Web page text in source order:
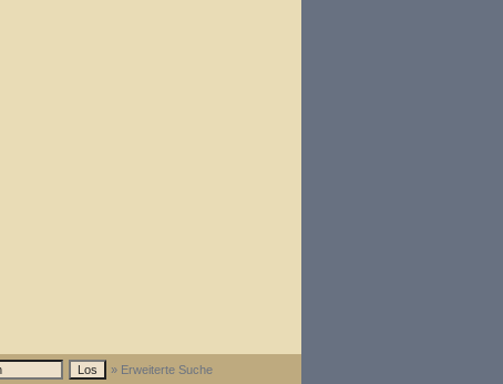
» Erweiterte Suche